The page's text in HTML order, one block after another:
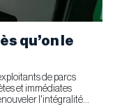
qu’on le
de parcs
et immédiates
l'intégralité